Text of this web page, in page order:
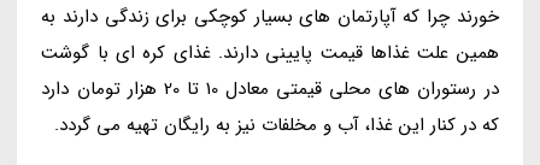
خورند چرا که آپارتمان های بسیار کوچکی برای زندگی دارند به
همین علت غذاها قیمت پایینی دارند. غذای کره ای با گوشت
در رستوران های محلی قیمتی معادل 10 تا 20 هزار تومان دارد
که در کنار این غذا، آب و مخلفات نیز به رایگان تهیه می گردد.